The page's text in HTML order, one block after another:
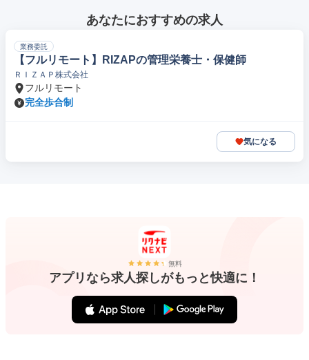
あなたにおすすめの求人
業務委託
【フルリモート】RIZAPの管理栄養士・保健師
ＲＩＺＡＰ株式会社
フルリモート
完全歩合制
気になる
無料
アプリなら求人探しがもっと快適に！